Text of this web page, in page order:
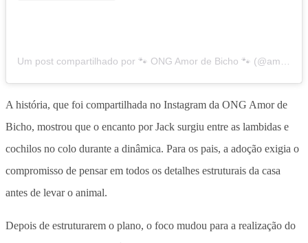
A história, que foi compartilhada no Instagram da ONG Amor de
Bicho, mostrou que o encanto por Jack surgiu entre as lambidas e
cochilos no colo durante a dinâmica. Para os pais, a adoção exigia o
compromisso de pensar em todos os detalhes estruturais da casa
antes de levar o animal.
Depois de estruturarem o plano, o foco mudou para a realização do